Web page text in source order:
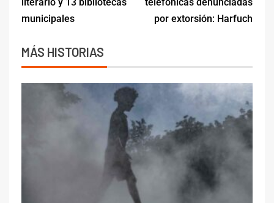
literario y 13 bibliotecas
municipales
telefónicas denunciadas
por extorsión: Harfuch
MÁS HISTORIAS